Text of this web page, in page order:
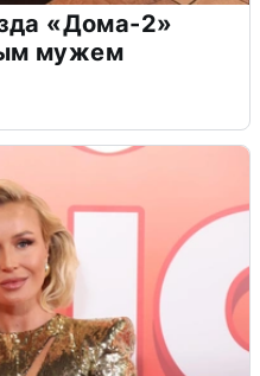
«Дома-2»
мужем